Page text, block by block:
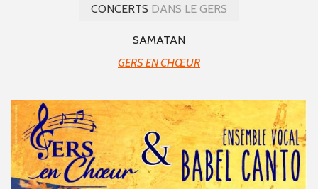
CONCERTS DANS LE GERS
SAMATAN
GERS EN CHŒUR